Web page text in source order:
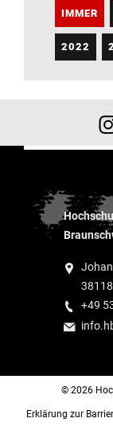
IMMER
2022
+49
© 2026
Erklärung zur